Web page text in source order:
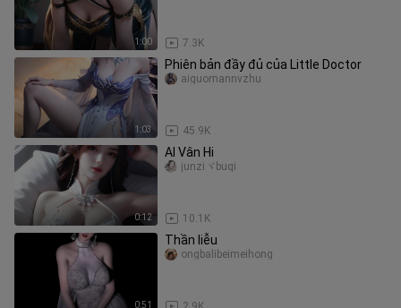
1:00 7.3K
1:03
Phiên bản đầy đủ của Little Doctor
45.9K
aiguomannvzhu
0:12
AI Vân Hi
10.1K
junziヾbuqi
0:51
Thần liễu
ongbalibeimeihong